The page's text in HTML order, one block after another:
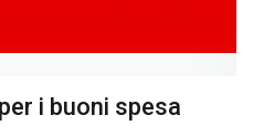
i buoni spesa